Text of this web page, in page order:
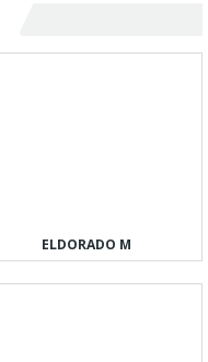
ELDORADO M